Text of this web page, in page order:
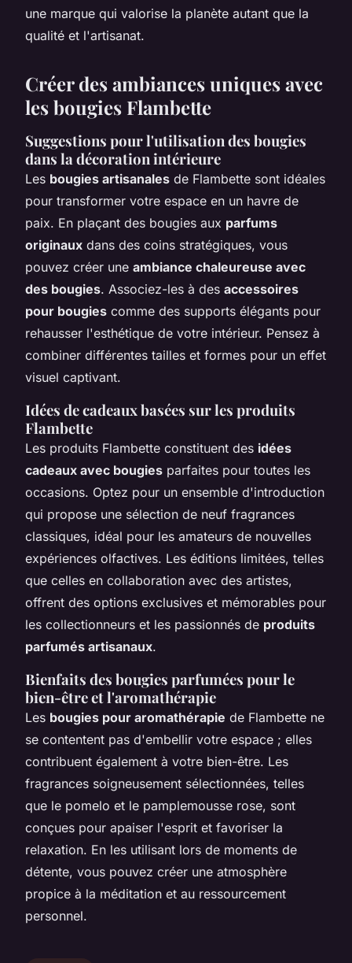
une marque qui valorise la planète autant que la
qualité et l'artisanat.
Créer des ambiances uniques avec
les bougies Flambette
Suggestions pour l'utilisation des bougies
dans la décoration intérieure
Les bougies artisanales de Flambette sont idéales
pour transformer votre espace en un havre de
paix. En plaçant des bougies aux parfums
originaux dans des coins stratégiques, vous
pouvez créer une ambiance chaleureuse avec
des bougies. Associez-les à des accessoires
pour bougies comme des supports élégants pour
rehausser l'esthétique de votre intérieur. Pensez à
combiner différentes tailles et formes pour un effet
visuel captivant.
Idées de cadeaux basées sur les produits
Flambette
Les produits Flambette constituent des idées
cadeaux avec bougies parfaites pour toutes les
occasions. Optez pour un ensemble d'introduction
qui propose une sélection de neuf fragrances
classiques, idéal pour les amateurs de nouvelles
expériences olfactives. Les éditions limitées, telles
que celles en collaboration avec des artistes,
offrent des options exclusives et mémorables pour
les collectionneurs et les passionnés de produits
parfumés artisanaux.
Bienfaits des bougies parfumées pour le
bien-être et l'aromathérapie
Les bougies pour aromathérapie de Flambette ne
se contentent pas d'embellir votre espace ; elles
contribuent également à votre bien-être. Les
fragrances soigneusement sélectionnées, telles
que le pomelo et le pamplemousse rose, sont
conçues pour apaiser l'esprit et favoriser la
relaxation. En les utilisant lors de moments de
détente, vous pouvez créer une atmosphère
propice à la méditation et au ressourcement
personnel.